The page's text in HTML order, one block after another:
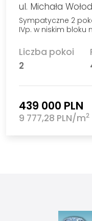
ul. Michała
Sympatyczne 2
IVp. w niskim bloku
Liczba pokoi
2
439 000 PLN
9 777,28 PLN/m2